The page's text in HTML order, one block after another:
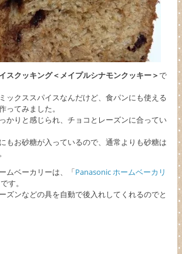
スクッキング＜メイプルシナモンクッキー＞で
ックススパイスなんだけど、食パンにも使える
ってみました。
かりと感じられ、チョコとレーズンに合ってい
もお砂糖が入っているので、通常よりも砂糖は
ムベーカリーは、「Panasonic ホームベーカリ
す。
ズンなどの具を自動で後入れしてくれるのでと